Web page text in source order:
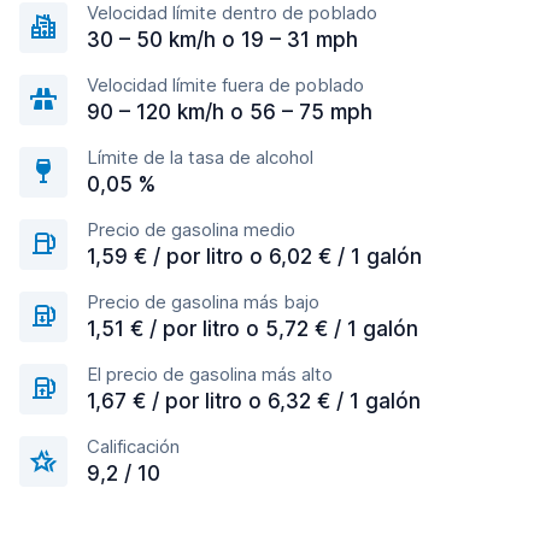
Velocidad límite dentro de poblado
30 – 50 km/h o 19 – 31 mph
Velocidad límite fuera de poblado
90 – 120 km/h o 56 – 75 mph
Límite de la tasa de alcohol
0,05 %
Precio de gasolina medio
1,59 € / por litro o 6,02 € / 1 galón
Precio de gasolina más bajo
1,51 € / por litro o 5,72 € / 1 galón
El precio de gasolina más alto
1,67 € / por litro o 6,32 € / 1 galón
Calificación
9,2 / 10